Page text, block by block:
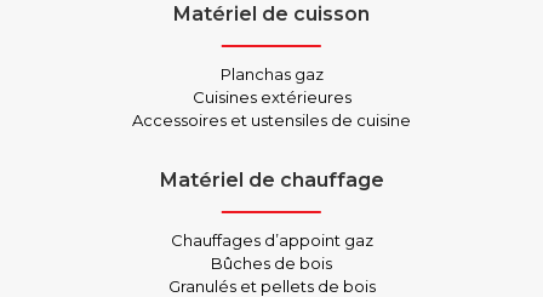
Matériel de cuisson
Planchas gaz
Cuisines extérieures
Accessoires et ustensiles de cuisine
Matériel de chauffage
Chauffages d’appoint gaz
Bûches de bois
Granulés et pellets de bois